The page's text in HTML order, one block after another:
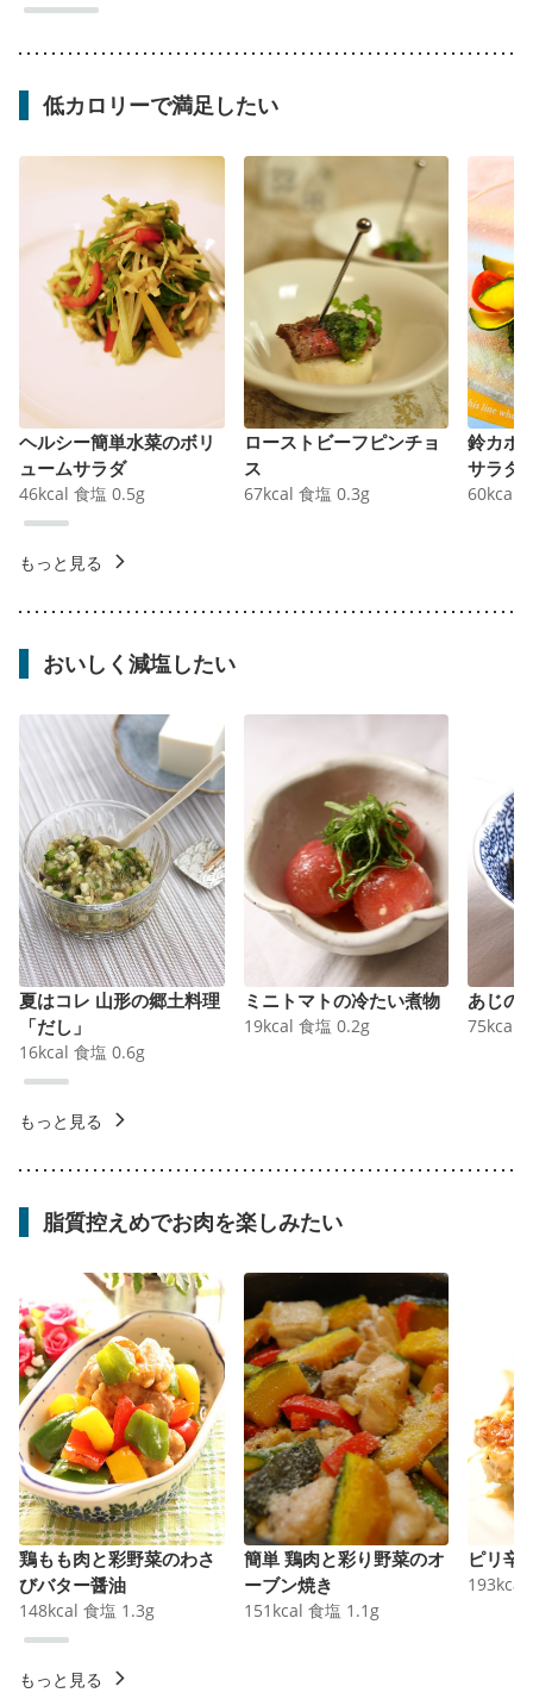
低カロリーで満足したい
ヘルシー簡単水菜のボリ
ュームサラダ
46kcal 食塩 0.5g
ローストビーフピンチョ
ス
67kcal 食塩 0.3g
鈴カボ
サラダ
60kcal
もっと見る
おいしく減塩したい
夏はコレ 山形の郷土料理
「だし」
16kcal 食塩 0.6g
ミニトマトの冷たい煮物
19kcal 食塩 0.2g
あじの
75kcal
もっと見る
脂質控えめでお肉を楽しみたい
鶏もも肉と彩野菜のわさ
びバター醤油
148kcal 食塩 1.3g
簡単 鶏肉と彩り野菜のオ
ーブン焼き
151 kcal 食塩 1.1 g
ピリ辛
193kcal
もっと見る